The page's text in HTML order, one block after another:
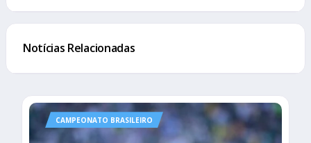
Notícias Relacionadas
CAMPEONATO BRASILEIRO